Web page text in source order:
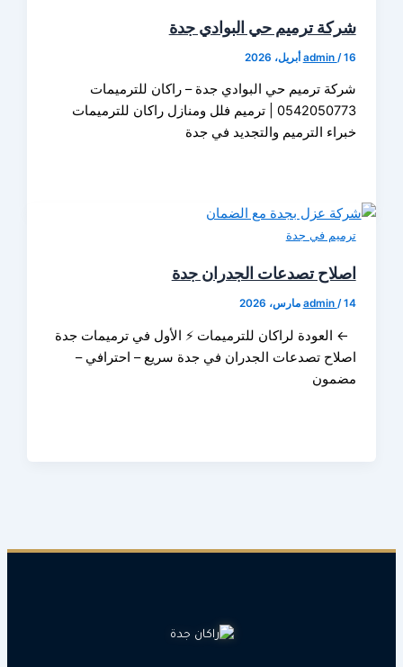
ترميم حي البوادي جدة
ترميم حي البوادي جدة – راكان للترميمات
0542050773 | ترميم فلل ومنازل راكان للترميمات
الترميم والتجديد في جدة
في جدة
تصدعات الجدران جدة
لراكان للترميمات ⚡ الأول في ترميمات جدة
تصدعات الجدران في جدة سريع – احترافي –